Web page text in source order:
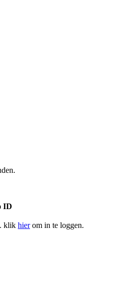
ID
klik hierom in te loggen.